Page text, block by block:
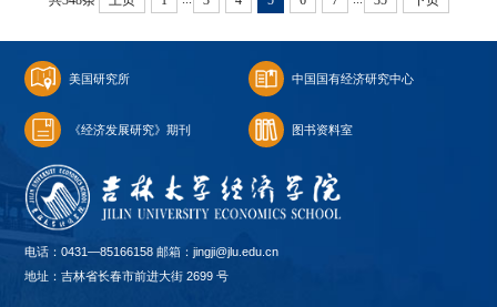
美国研究所 中国国有经济研究中心
《经济发展研究》期刊 图书资料室
电话：0431—85166158 邮箱：jingji@jlu.edu.cn
地址：吉林省长春市前进大街 2699 号